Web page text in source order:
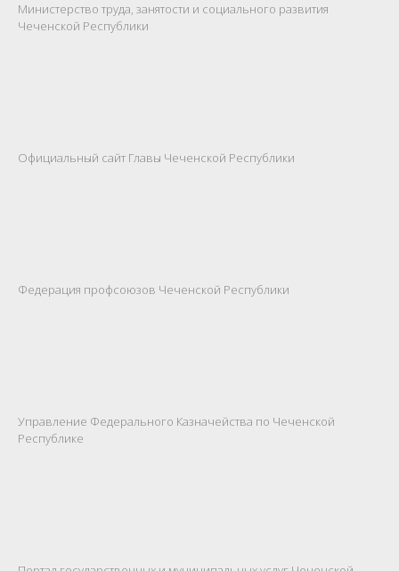
Министерство труда, занятости и социального развития
Чеченской Республики
Официальный сайт Главы Чеченской Республики
Федерация профсоюзов Чеченской Республики
Управление Федерального Казначейства по Чеченской
Республике